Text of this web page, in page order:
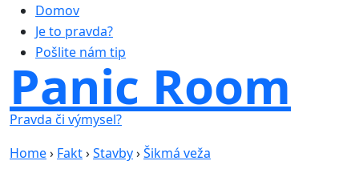
Domov
Je to pravda?
Pošlite nám tip
Panic Room
Pravda či výmysel?
Home› Fakt›Stavby›Šikmá veža